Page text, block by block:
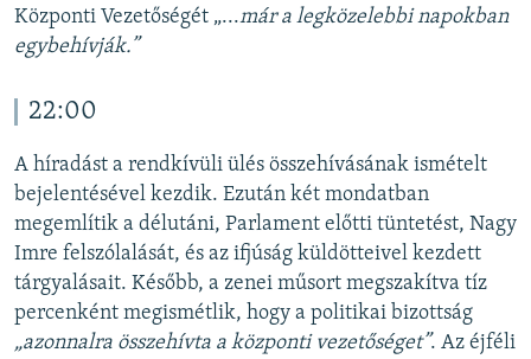
Központi Vezetőségét „...már a legközelebbi napokban
egybehívják.”
22:00
A híradást a rendkívüli ülés összehívásának ismételt
bejelentésével kezdik. Ezután két mondatban
megemlítik a délutáni, Parlament előtti tüntetést, Nagy
Imre felszólalását, és az ifjúság küldötteivel kezdett
tárgyalásait. Később, a zenei műsort megszakítva tíz
percenként megismétlik, hogy a politikai bizottság
„azonnalra összehívta a központi vezetőséget”. Az éjféli